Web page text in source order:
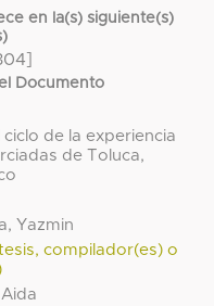
en la(s) siguiente(s)
Documento
de la experiencia
de Toluca,
Yazmin
compilador(es) o